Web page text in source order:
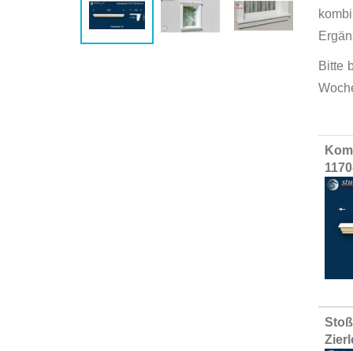
Bitte
items